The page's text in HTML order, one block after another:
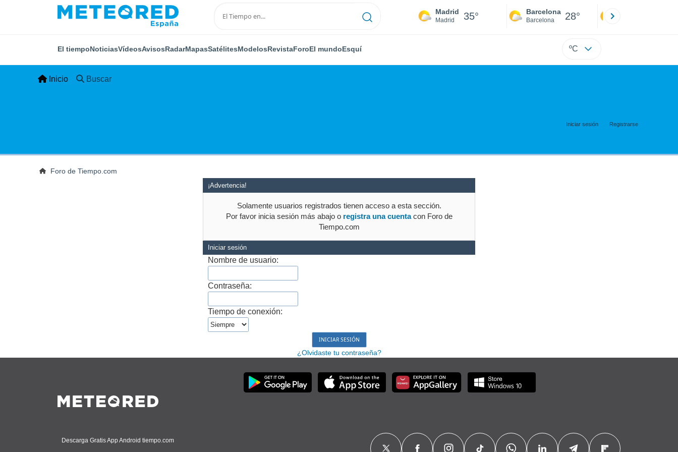
Madrid
Madrid 35° Barcelona
Barcelona 28°
El tiempoNoticiasVídeosAvisosRadarMapasSatélitesModelosRevistaForoEl mundoEsquí ºC
Inicio Buscar
Iniciar sesión Registrarse
Foro de Tiempo.com
¡Advertencia!
Solamente usuarios registrados tienen acceso a esta sección.
Por favor inicia sesión más abajo o registra una cuentacon Foro de
Tiempo.com
Iniciar sesión
Nombre de usuario:
Contraseña:
Tiempo de conexión:
¿Olvidaste tu contraseña?
Descarga Gratis App Android tiempo.com